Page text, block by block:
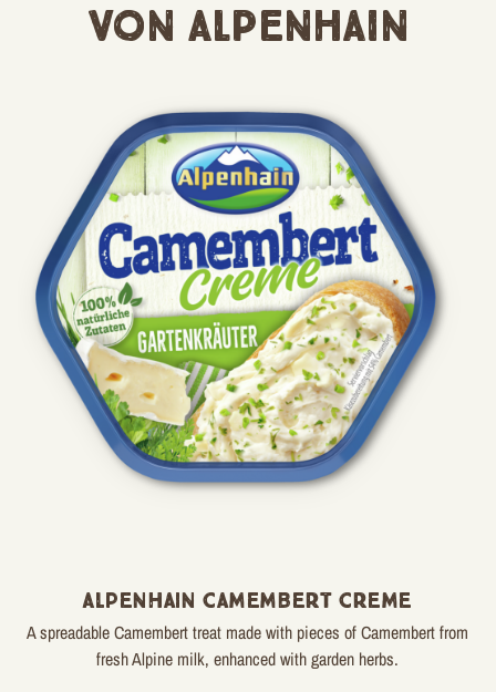
von Alpenhain
Alpenhain Camembert Creme
A spreadable Camembert treat made with pieces of Camembert from
fresh Alpine milk, enhanced with garden herbs.